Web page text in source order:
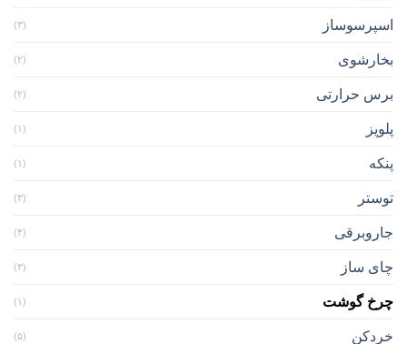
اسپرسوساز (۳)
بخارشوی (۲)
برس حرارتی (۲)
پلوپز (۱)
پنکه (۱)
توستر (۳)
جاروبرقی (۴)
چای ساز (۳)
چرخ گوشت (۱)
خردکن (۵)